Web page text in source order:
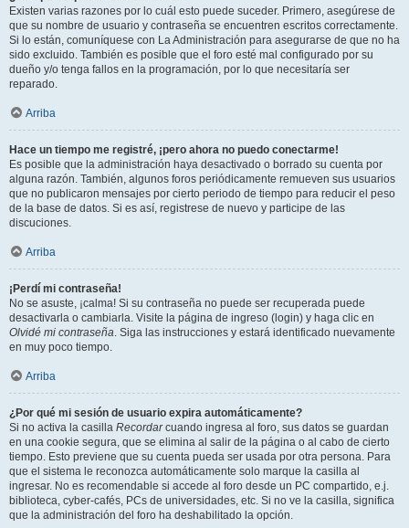
Existen varias razones por lo cuál esto puede suceder. Primero, asegúrese de
que su nombre de usuario y contraseña se encuentren escritos correctamente.
Si lo están, comuníquese con La Administración para asegurarse de que no ha
sido excluido. También es posible que el foro esté mal configurado por su
dueño y/o tenga fallos en la programación, por lo que necesitaría ser
reparado.
Arriba
Hace un tiempo me registré, ¡pero ahora no puedo conectarme!
Es posible que la administración haya desactivado o borrado su cuenta por
alguna razón. También, algunos foros periódicamente remueven sus usuarios
que no publicaron mensajes por cierto periodo de tiempo para reducir el peso
de la base de datos. Si es así, registrese de nuevo y participe de las
discuciones.
Arriba
¡Perdí mi contraseña!
No se asuste, ¡calma! Si su contraseña no puede ser recuperada puede
desactivarla o cambiarla. Visite la página de ingreso (login) y haga clic en
Olvidé mi contraseña. Siga las instrucciones y estará identificado nuevamente
en muy poco tiempo.
Arriba
¿Por qué mi sesión de usuario expira automáticamente?
Si no activa la casilla Recordarcuando ingresa al foro, sus datos se guardan
en una cookie segura, que se elimina al salir de la página o al cabo de cierto
tiempo. Esto previene que su cuenta pueda ser usada por otra persona. Para
que el sistema le reconozca automáticamente solo marque la casilla al
ingresar. No es recomendable si accede al foro desde un PC compartido, e.j.
biblioteca, cyber-cafés, PCs de universidades, etc. Si no ve la casilla, significa
que la administración del foro ha deshabilitado la opción.